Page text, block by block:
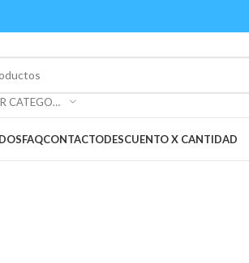
SELECCIONAR CATEGORÍA
FAQCONTACTODESCUENTO X CANTIDAD